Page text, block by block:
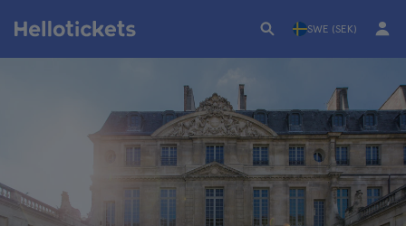
SWE (SEK)